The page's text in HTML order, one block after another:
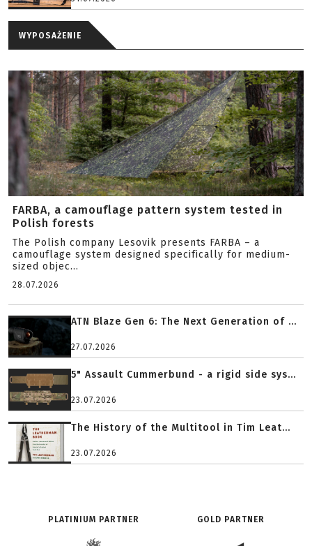
WYPOSAŻENIE
FARBA, a camouflage pattern system tested in
Polish forests
The Polish company Lesovik presents FARBA – a
camouflage system designed specifically for medium-
sized objec...
28.07.2026
ATN Blaze Gen 6: The Next Generation of ...
27.07.2026
5" Assault Cummerbund - a rigid side sys...
23.07.2026
The History of the Multitool in Tim Leat...
23.07.2026
PLATINIUM PARTNER GOLD PARTNER